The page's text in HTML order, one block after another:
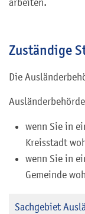
arbeiten.
Zuständige
Die
wenn Sie in
Kreisstadt
wenn Sie in
Gemeinde
Sachgebiet